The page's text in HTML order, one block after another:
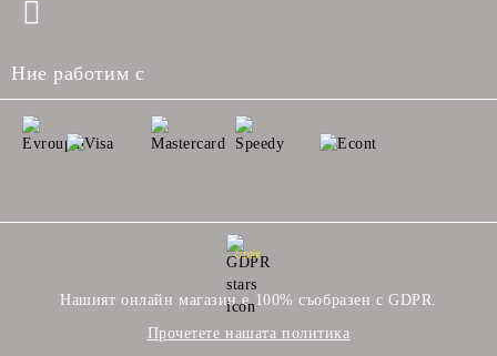
Ние работим с
GDPR
Нашият онлайн магазин е 100% съобразен с GDPR.
Прочетете нашата политика